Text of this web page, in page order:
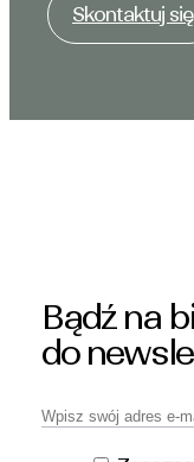
Skontaktuj się
Bądź na
do